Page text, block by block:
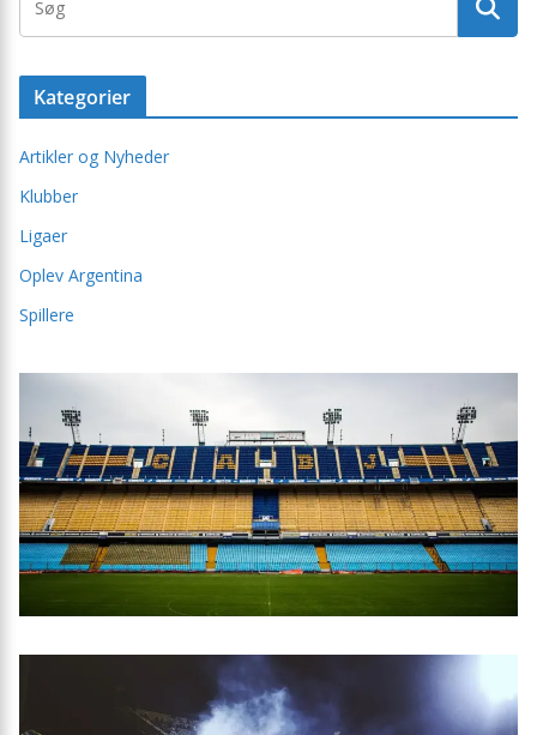
Kategorier
Artikler og Nyheder
Klubber
Ligaer
Oplev Argentina
Spillere